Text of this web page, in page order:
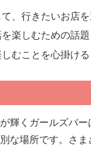
、行きたいお店
楽しむための話題
むことを心掛ける
輝くガールズバー
な場所です。さ